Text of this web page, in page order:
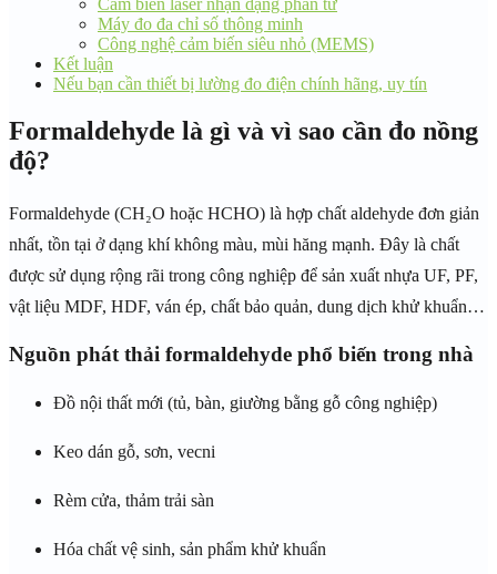
Máy đo đa chỉ số thông minh
Công nghệ cảm biến siêu nhỏ (MEMS)
Kết luận
Nếu bạn cần thiết bị lường đo điện chính hãng, uy tín
Formaldehyde là gì và vì sao cần đo nồng
độ?
Formaldehyde (CH₂O hoặc HCHO) là hợp chất aldehyde đơn giản
nhất, tồn tại ở dạng khí không màu, mùi hăng mạnh. Đây là chất
được sử dụng rộng rãi trong công nghiệp để sản xuất nhựa UF, PF,
vật liệu MDF, HDF, ván ép, chất bảo quản, dung dịch khử khuẩn…
Nguồn phát thải formaldehyde phổ biến trong nhà
Đồ nội thất mới (tủ, bàn, giường bằng gỗ công nghiệp)
Keo dán gỗ, sơn, vecni
Rèm cửa, thảm trải sàn
Hóa chất vệ sinh, sản phẩm khử khuẩn